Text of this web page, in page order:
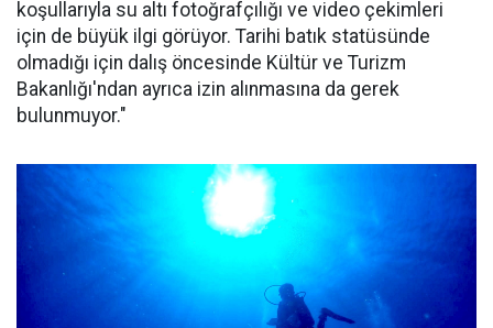
koşullarıyla su altı fotoğrafçılığı ve video çekimleri
için de büyük ilgi görüyor. Tarihi batık statüsünde
olmadığı için dalış öncesinde Kültür ve Turizm
Bakanlığı'ndan ayrıca izin alınmasına da gerek
bulunmuyor."